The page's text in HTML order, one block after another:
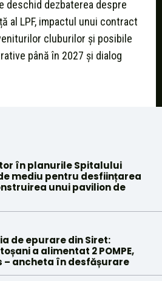
deschid dezbaterea despre
al LPF, impactul unui contract
cluburilor şi posibile
până în 2027 și dialog
în planurile Spitalului
mediu pentru desființarea
unui pavilion de
de epurare din Siret:
a alimentat 2 POMPE,
– ancheta în desfășurare